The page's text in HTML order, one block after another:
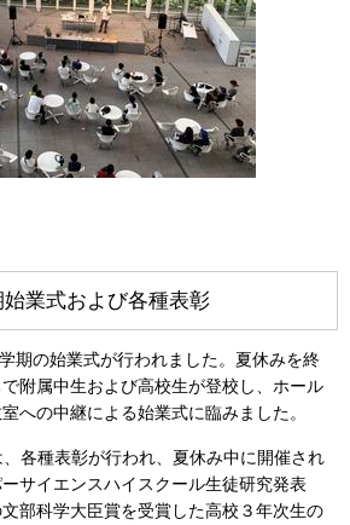
業式および各種表彰
期の始業式が行われました。夏休みを終
附属中生および高校生が登校し、ホール
への中継による始業式に臨みました。
各種表彰が行われ、夏休み中に開催され
サイエンスハイスクール生徒研究発表
部科学大臣賞を受賞した高校３年次生の